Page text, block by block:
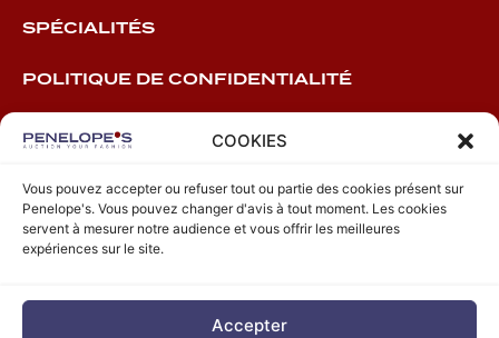
COOKIES
Vous pouvez accepter ou refuser tout ou partie des cookies présent sur
Penelope's. Vous pouvez changer d'avis à tout moment. Les cookies
servent à mesurer notre audience et vous offrir les meilleures
expériences sur le site.
Accepter
SPÉCIALITÉS
POLITIQUE DE CONFIDENTIALITÉ
40 rue Blanche
75009 Paris, France
+33 (0)1 59 38 30 10
OVV N° N°278-2024